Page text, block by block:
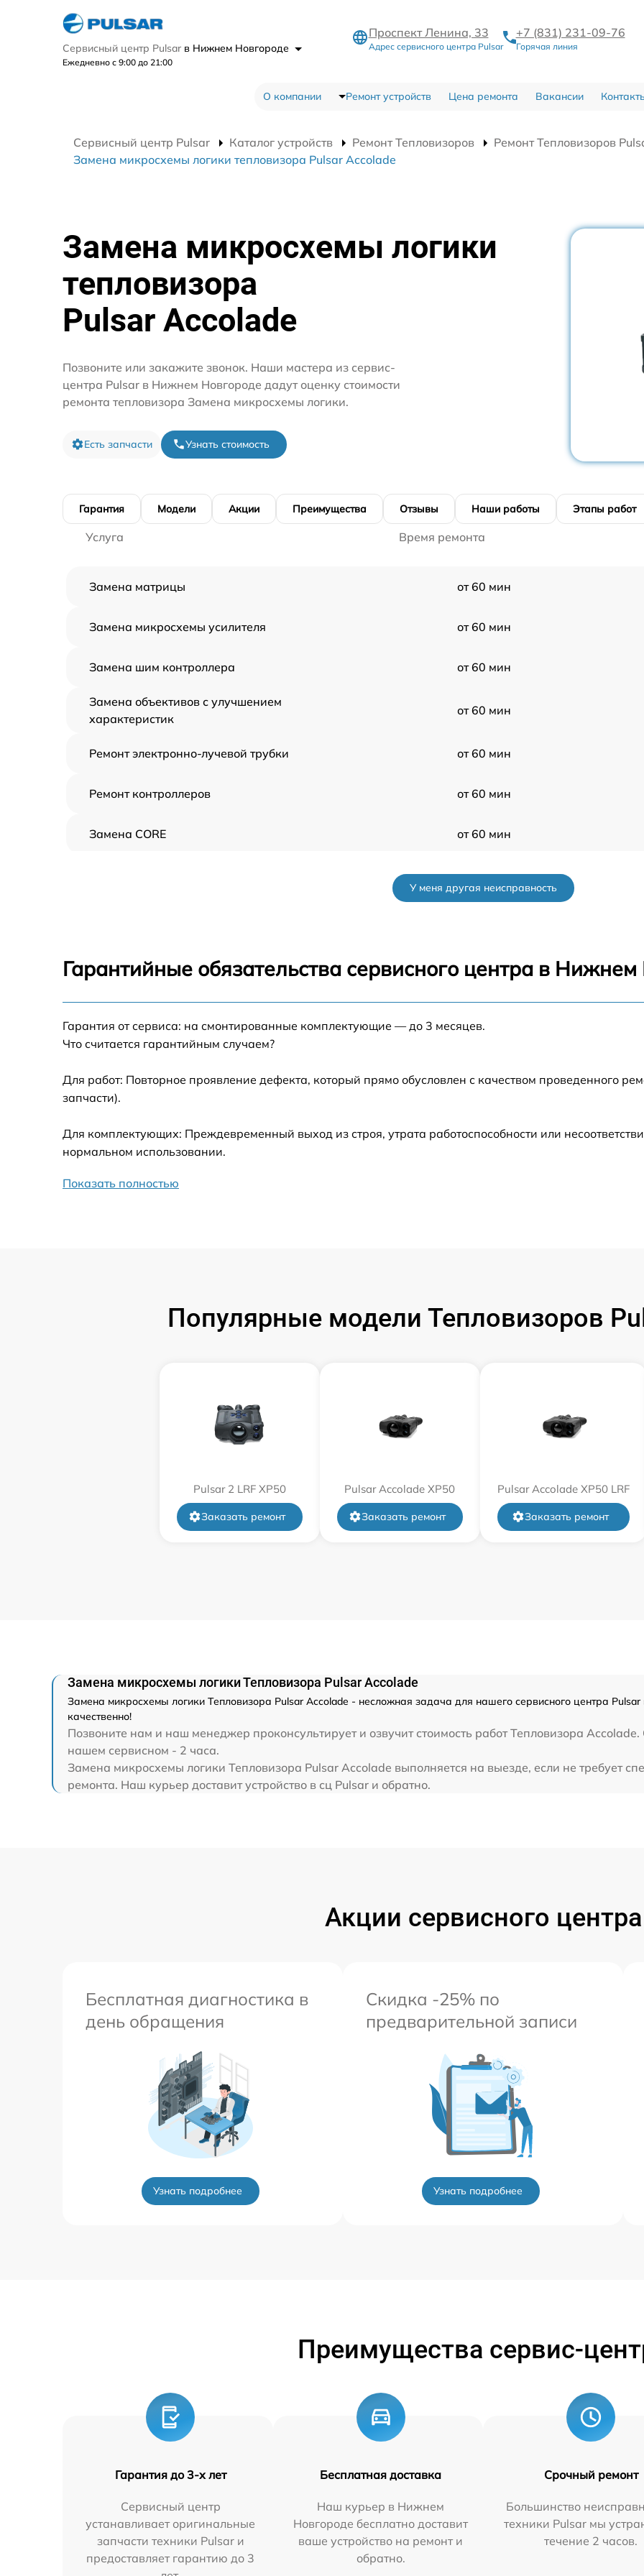
Сервисный центр Pulsar в Нижнем Новгороде
Ежедневно с 9:00 до 21:00
Проспект Ленина, 33
Адрес сервисного центра Pulsar
+7 (831) 231-09-76
Горячая линия
О компании Ремонт устройств Цена ремонта Вакансии
Сервисный центр Pulsar Каталог устройств Ремонт Тепловизоров
Ремонт Тепловизоров
Замена микросхемы логики тепловизора Pulsar Accolade
Замена микросхемы логики
тепловизора
Pulsar Accolade
Позвоните или закажите звонок. Наши мастера из сервис-
центра Pulsar в Нижнем Новгороде дадут оценку стоимости
ремонта тепловизора Замена микросхемы логики.
Есть запчасти Узнать стоимость
Гарантия Модели Акции Преимущества Отзывы Наши работы Этапы работ
Услуга Время ремонта
Замена матрицы от 60 мин
Замена микросхемы усилителя от 60 мин
Замена шим контроллера от 60 мин
Замена объективов с улучшением
характеристик
от 60 мин
Ремонт электронно-лучевой трубки от 60 мин
Ремонт контроллеров от 60 мин
Замена CORE от 60 мин
от 60 мин
Ремонт встроенного дальнометра и
других устройств
Замена микросхемы логики от 60 мин
Ремонт цепи питания
от 60 мин
Прошивка (Обновление ПО)
Ремонт платы управления
Восстановление после попадания влаги от 60 мин
от 60 мин
У меня другая неисправность
Гарантийные обязательства сервисного центра в
Гарантия от сервиса: на смонтированные комплектующие — до 3 месяцев.
Что считается гарантийным случаем?
Для работ: Повторное проявление дефекта, который прямо обусловлен с качеством проведенного
запчасти).
Для комплектующих: Преждевременный выход из строя, утрата работоспособности или
нормальном использовании.
Показать полностью
Популярные модели Тепловизоров
Pulsar 2 LRF XP50
Заказать ремонт
Pulsar Accolade XP50
Заказать ремонт
Pulsar Accolade XP50 LRF
Заказать ремонт
Замена микросхемы логики Тепловизора Pulsar Accolade
Замена микросхемы логики Тепловизора Pulsar Accolade - несложная задача для нашего сервисного центра
качественно!
Позвоните нам и наш менеджер проконсультирует и озвучит стоимость работ Тепловизора
нашем сервисном - 2 часа.
Замена микросхемы логики Тепловизора Pulsar Accolade выполняется на выезде, если не требует
ремонта. Наш курьер доставит устройство в сц Pulsar и обратно.
Акции сервисного центра
Бесплатная диагностика в
день обращения
Узнать подробнее
Скидка -25% по
предварительной записи
Узнать подробнее
Преимущества сервис-
Гарантия до 3-х лет
Сервисный центр
устанавливает оригинальные
запчасти техники Pulsar и
предоставляет гарантию до 3
Бесплатная доставка
Наш курьер в Нижнем
Новгороде бесплатно доставит
ваше устройство на ремонт и
обратно.
Срочный ремонт
Большинство
техники Pulsar мы
течение 2 часов.